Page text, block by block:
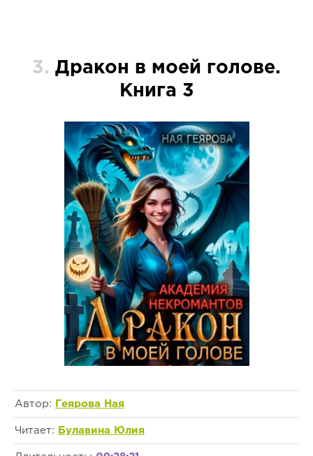
3. Дракон в моей голове.
Книга 3
Автор: Геярова Ная
Читает: Булавина Юлия